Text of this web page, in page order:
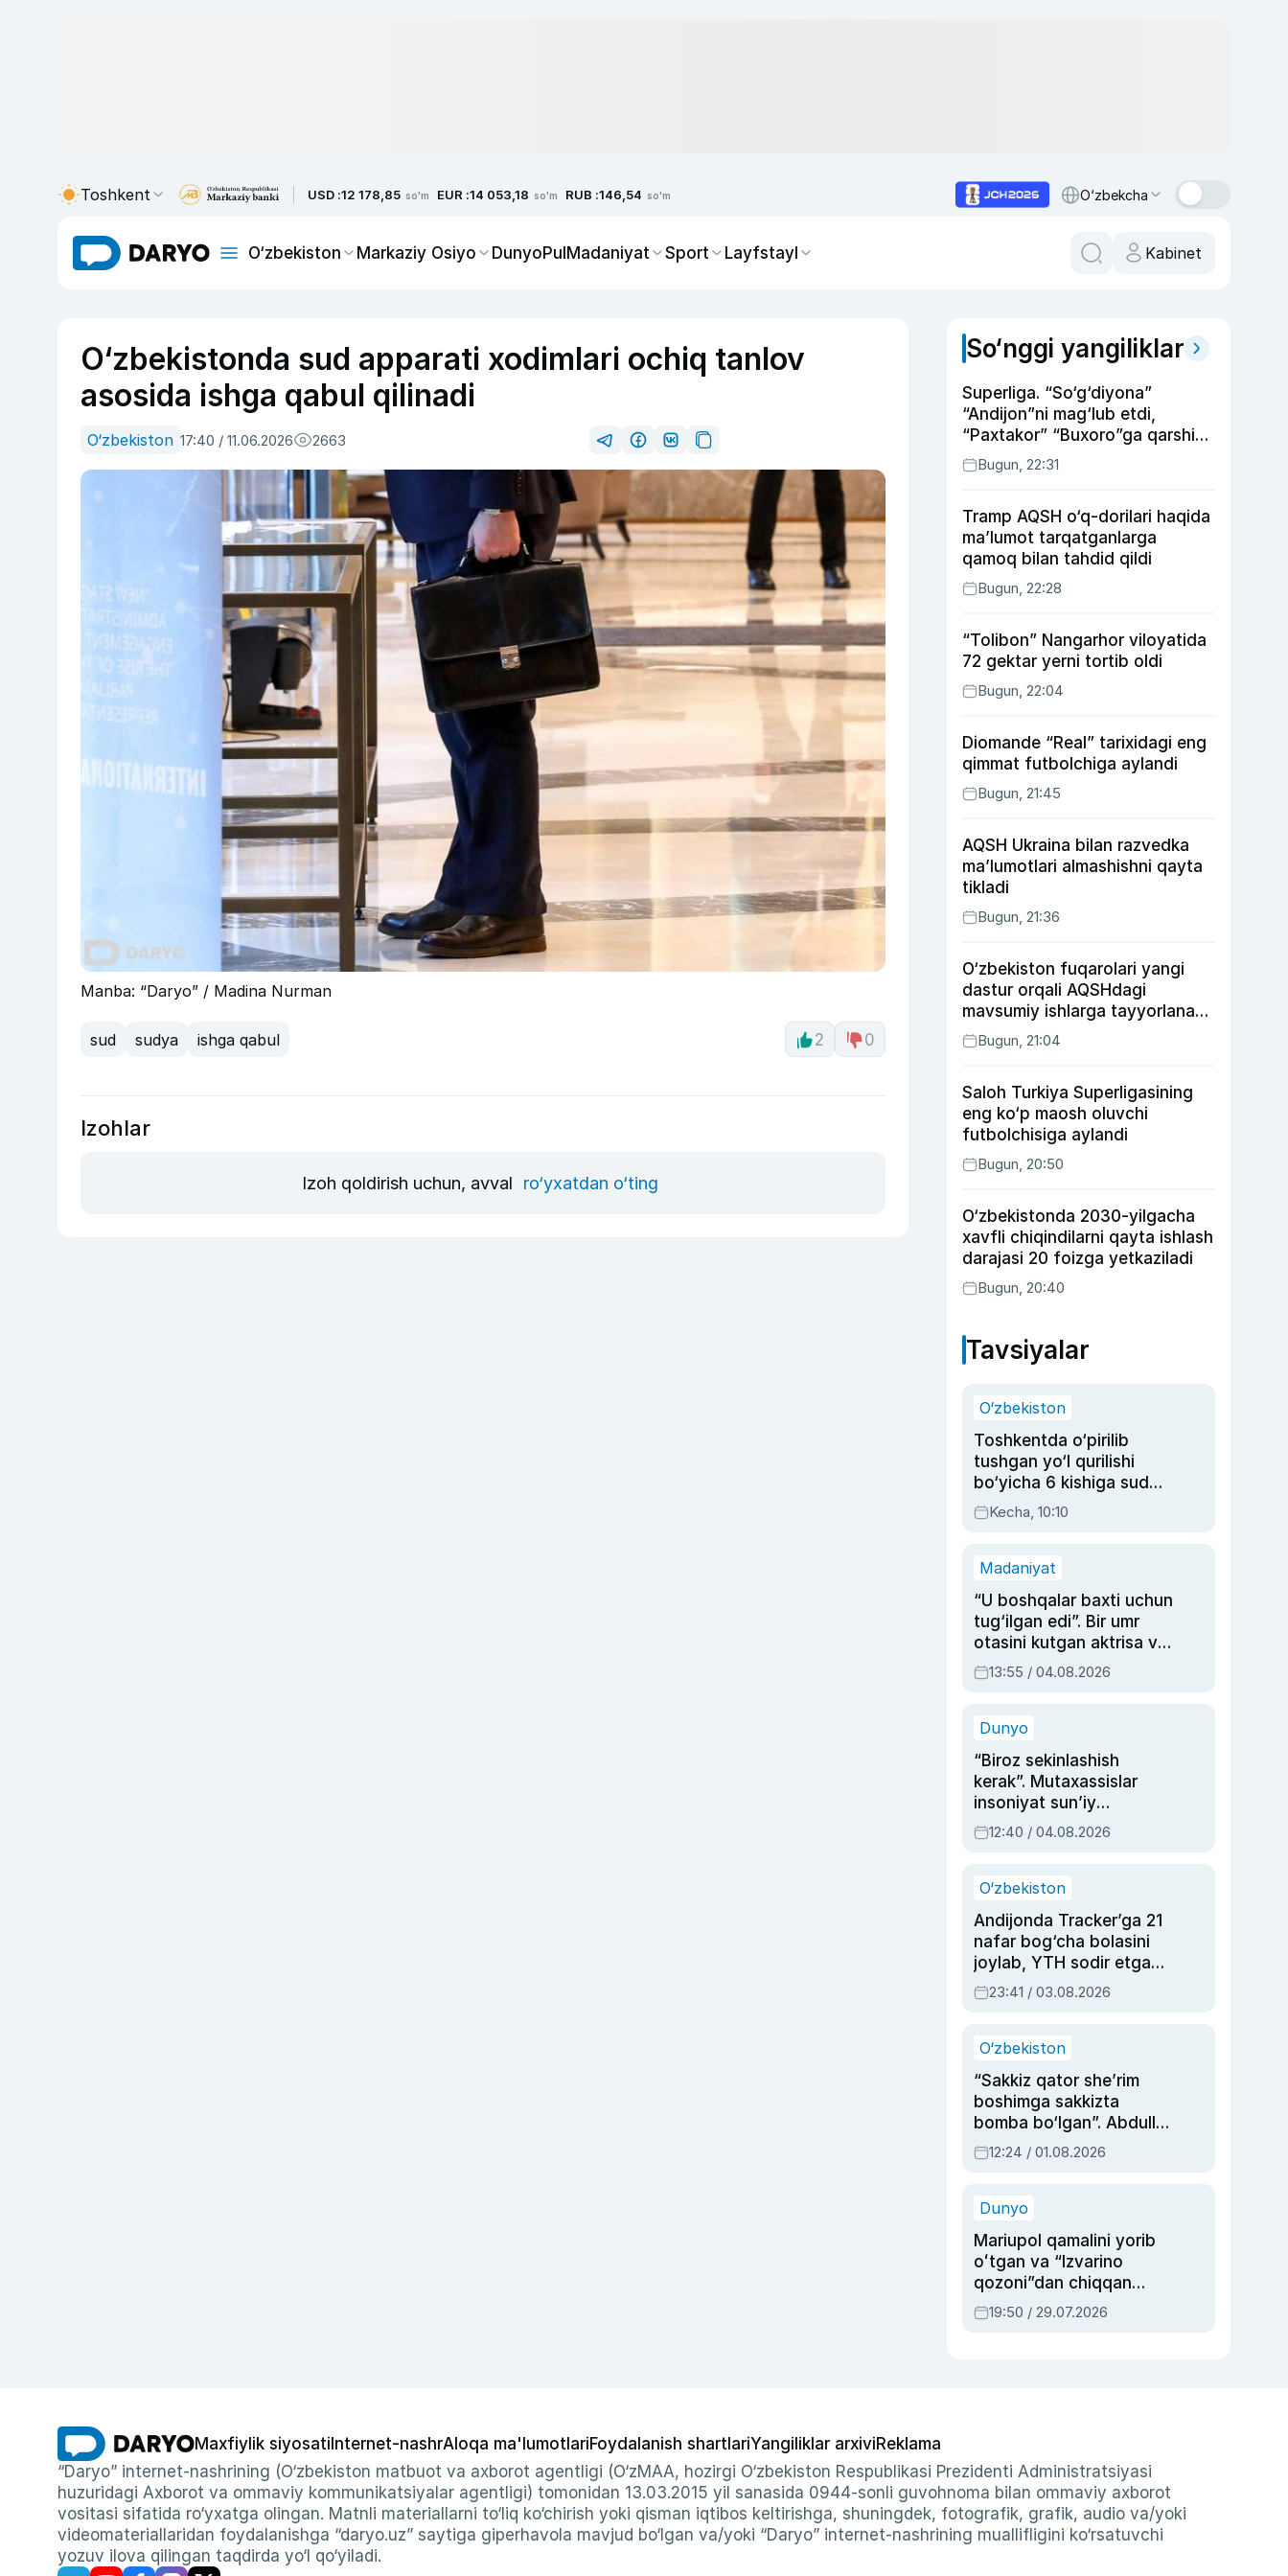
Toshkent USD :12 178,85 so'm EUR :14 053,18 so'm RUB :146,54 so'm O‘zbekcha
O‘zbekiston Markaziy Osiyo DunyoPulMadaniyat Sport Layfstayl Kabinet
O‘zbekistonda sud apparati xodimlari ochiq tanlov
asosida ishga qabul qilinadi
O‘zbekiston 17:40 / 11.06.2026 2663
Manba: “Daryo” / Madina Nurman
sud sudya ishga qabul 2 0
Izohlar
Izoh qoldirish uchun, avval ro‘yxatdan o‘ting
So‘nggi yangiliklar
Superliga. “So‘g‘diyona”
“Andijon”ni mag‘lub etdi,
“Paxtakor” “Buxoro”ga qarshi
bahsda g‘alabani qo‘ldan
chiqardi
Bugun, 22:31
Tramp AQSH o‘q-dorilari haqida
ma’lumot tarqatganlarga
qamoq bilan tahdid qildi
Bugun, 22:28
“Tolibon” Nangarhor viloyatida
72 gektar yerni tortib oldi
Bugun, 22:04
Diomande “Real” tarixidagi eng
qimmat futbolchiga aylandi
Bugun, 21:45
AQSH Ukraina bilan razvedka
ma’lumotlari almashishni qayta
tikladi
Bugun, 21:36
O‘zbekiston fuqarolari yangi
dastur orqali AQSHdagi
mavsumiy ishlarga tayyorlanadi
va joylashtiriladi
Bugun, 21:04
Saloh Turkiya Superligasining
eng ko‘p maosh oluvchi
futbolchisiga aylandi
Bugun, 20:50
O‘zbekistonda 2030-yilgacha
xavfli chiqindilarni qayta ishlash
darajasi 20 foizga yetkaziladi
Bugun, 20:40
Tavsiyalar
O‘zbekiston
Toshkentda o‘pirilib
tushgan yo‘l qurilishi
bo‘yicha 6 kishiga sud
hukmi o‘qildi
Kecha, 10:10
Madaniyat
“U boshqalar baxti uchun
tug‘ilgan edi”. Bir umr
otasini kutgan aktrisa va
dublyaj ustasi Rimma
Ahmedovaning
13:55 / 04.08.2026
Dunyo
“Biroz sekinlashish
kerak”. Mutaxassislar
insoniyat sun’iy
intellektni boshqara
olmay qolishidan xavotir
12:40 / 04.08.2026
O‘zbekiston
Andijonda Tracker’ga 21
nafar bog‘cha bolasini
joylab, YTH sodir etgan
ayolga sud hukmi o‘qildi
23:41 / 03.08.2026
O‘zbekiston
“Sakkiz qator she’rim
boshimga sakkizta
bomba bo‘lgan”. Abdulla
Oripovni siyosiy
ayblovlardan asrab
12:24 / 01.08.2026
Dunyo
Mariupol qamalini yorib
oʻtgan va “Izvarino
qozoni”dan chiqqan
qahramon — Ukraina
armiyasi bosh
19:50 / 29.07.2026
Maxfiylik siyosati Internet-nashrAloqa ma'lumotlariFoydalanish shartlariYangiliklar arxiviReklama
“Daryo” internet-nashrining (O‘zbekiston matbuot va axborot agentligi (O‘zMAA, hozirgi O‘zbekiston Respublikasi Prezidenti Administratsiyasi
huzuridagi Axborot va ommaviy kommunikatsiyalar agentligi) tomonidan 13.03.2015 yil sanasida 0944-sonli guvohnoma bilan ommaviy axborot
vositasi sifatida ro‘yxatga olingan. Matnli materiallarni to‘liq ko‘chirish yoki qisman iqtibos keltirishga, shuningdek, fotografik, grafik, audio va/yoki
videomateriallaridan foydalanishga “daryo.uz” saytiga giperhavola mavjud bo‘lgan va/yoki “Daryo” internet-nashrining muallifligini ko‘rsatuvchi
yozuv ilova qilingan taqdirda yo‘l qo‘yiladi.